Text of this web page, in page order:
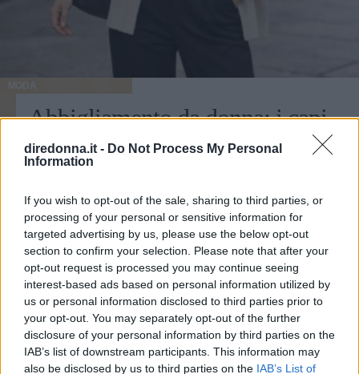
diredonna.it - Do Not Process My Personal
Information
If you wish to opt-out of the sale, sharing to third parties, or
processing of your personal or sensitive information for
targeted advertising by us, please use the below opt-out
section to confirm your selection. Please note that after your
opt-out request is processed you may continue seeing
interest-based ads based on personal information utilized by
us or personal information disclosed to third parties prior to
your opt-out. You may separately opt-out of the further
disclosure of your personal information by third parties on the
IAB’s list of downstream participants. This information may
also be disclosed by us to third parties on the IAB’s List of
MODA
Abbigliamento da donna: i capi
essenziali che non possono
Costruire un guardaroba essenziale è un po’ come mettere
a punto una buona routine: quando funziona, ti semplifica
la vita ogni giorno.
REDAZIONE DIREDONNA